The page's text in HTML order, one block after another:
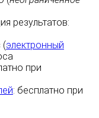
результатов:
(электронный
при
: бесплатно при